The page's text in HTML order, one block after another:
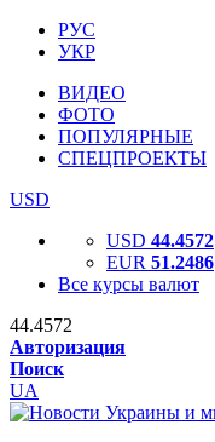
РУС
УКР
ВИДЕО
ФОТО
ПОПУЛЯРНЫЕ
СПЕЦПРОЕКТЫ
USD
USD 44.4572
EUR 51.2486
Все курсы валют
44.4572
Авторизация
Поиск
UA